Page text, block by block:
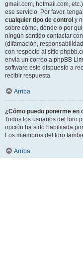
gmail.com, hotmail.com,
ese servicio. Por favor,
cualquier tipo de control y
sobre cómo, dónde o por
ningún sentido contactar
(difamación,
con respecto al sitio
envia un correo a phpBB
software esté dispuesto a
recibir respuesta.
Arriba
¿Cómo puedo ponerme
Todos los usuarios del foro
opción ha sido habilitada
Los miembros del foro
Arriba